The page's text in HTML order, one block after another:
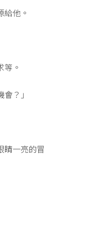
他。
。
？」
睛一亮的冒